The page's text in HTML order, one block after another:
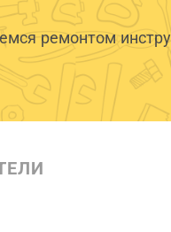
ремонтом